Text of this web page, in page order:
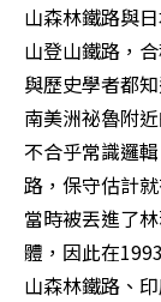
山森林鐵路與
山登山鐵路，
與歷史學者都
南美洲祕魯附
不合乎常識邏
路，保守估計
當時被丟進了
體，因此在
山森林鐵路、